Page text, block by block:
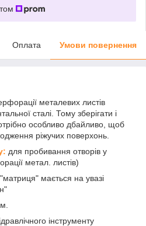
Оплата Умови повернення
металевих листів
сталі. Тому зберігати і
особливо дбайливо, щоб
ріжучих поверхонь.
для пробивання отворів у
метал. листів)
мається на увазі
інструменту